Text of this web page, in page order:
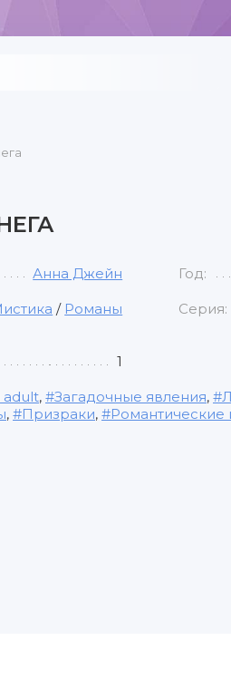
Анна Джейн Год:
/ Романы Серия:
1
adult, Загадочные явления,
, Призраки, Романтические